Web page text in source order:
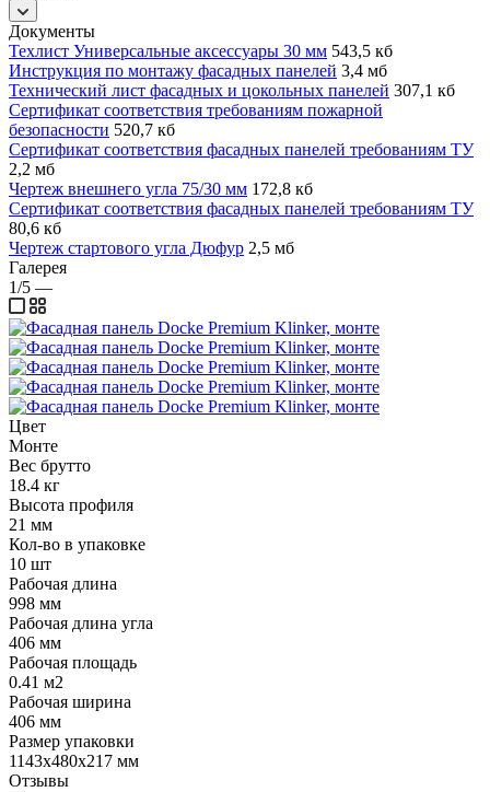
Документы
Техлист Универсальные аксессуары 30 мм 543,5 кб
Инструкция по монтажу фасадных панелей 3,4 мб
Технический лист фасадных и цокольных панелей 307,1 кб
Сертификат соответствия требованиям пожарной
безопасности 520,7 кб
Сертификат соответствия фасадных панелей требованиям ТУ
2,2 мб
Чертеж внешнего угла 75/30 мм 172,8 кб
Сертификат соответствия фасадных панелей требованиям ТУ
80,6 кб
Чертеж стартового угла Дюфур 2,5 мб
Галерея
1/5 —
Цвет
Монте
Вес брутто
18.4 кг
Высота профиля
21 мм
Кол-во в упаковке
10 шт
Рабочая длина
998 мм
Рабочая длина угла
406 мм
Рабочая площадь
0.41 м2
Рабочая ширина
406 мм
Размер упаковки
1143x480x217 мм
Отзывы